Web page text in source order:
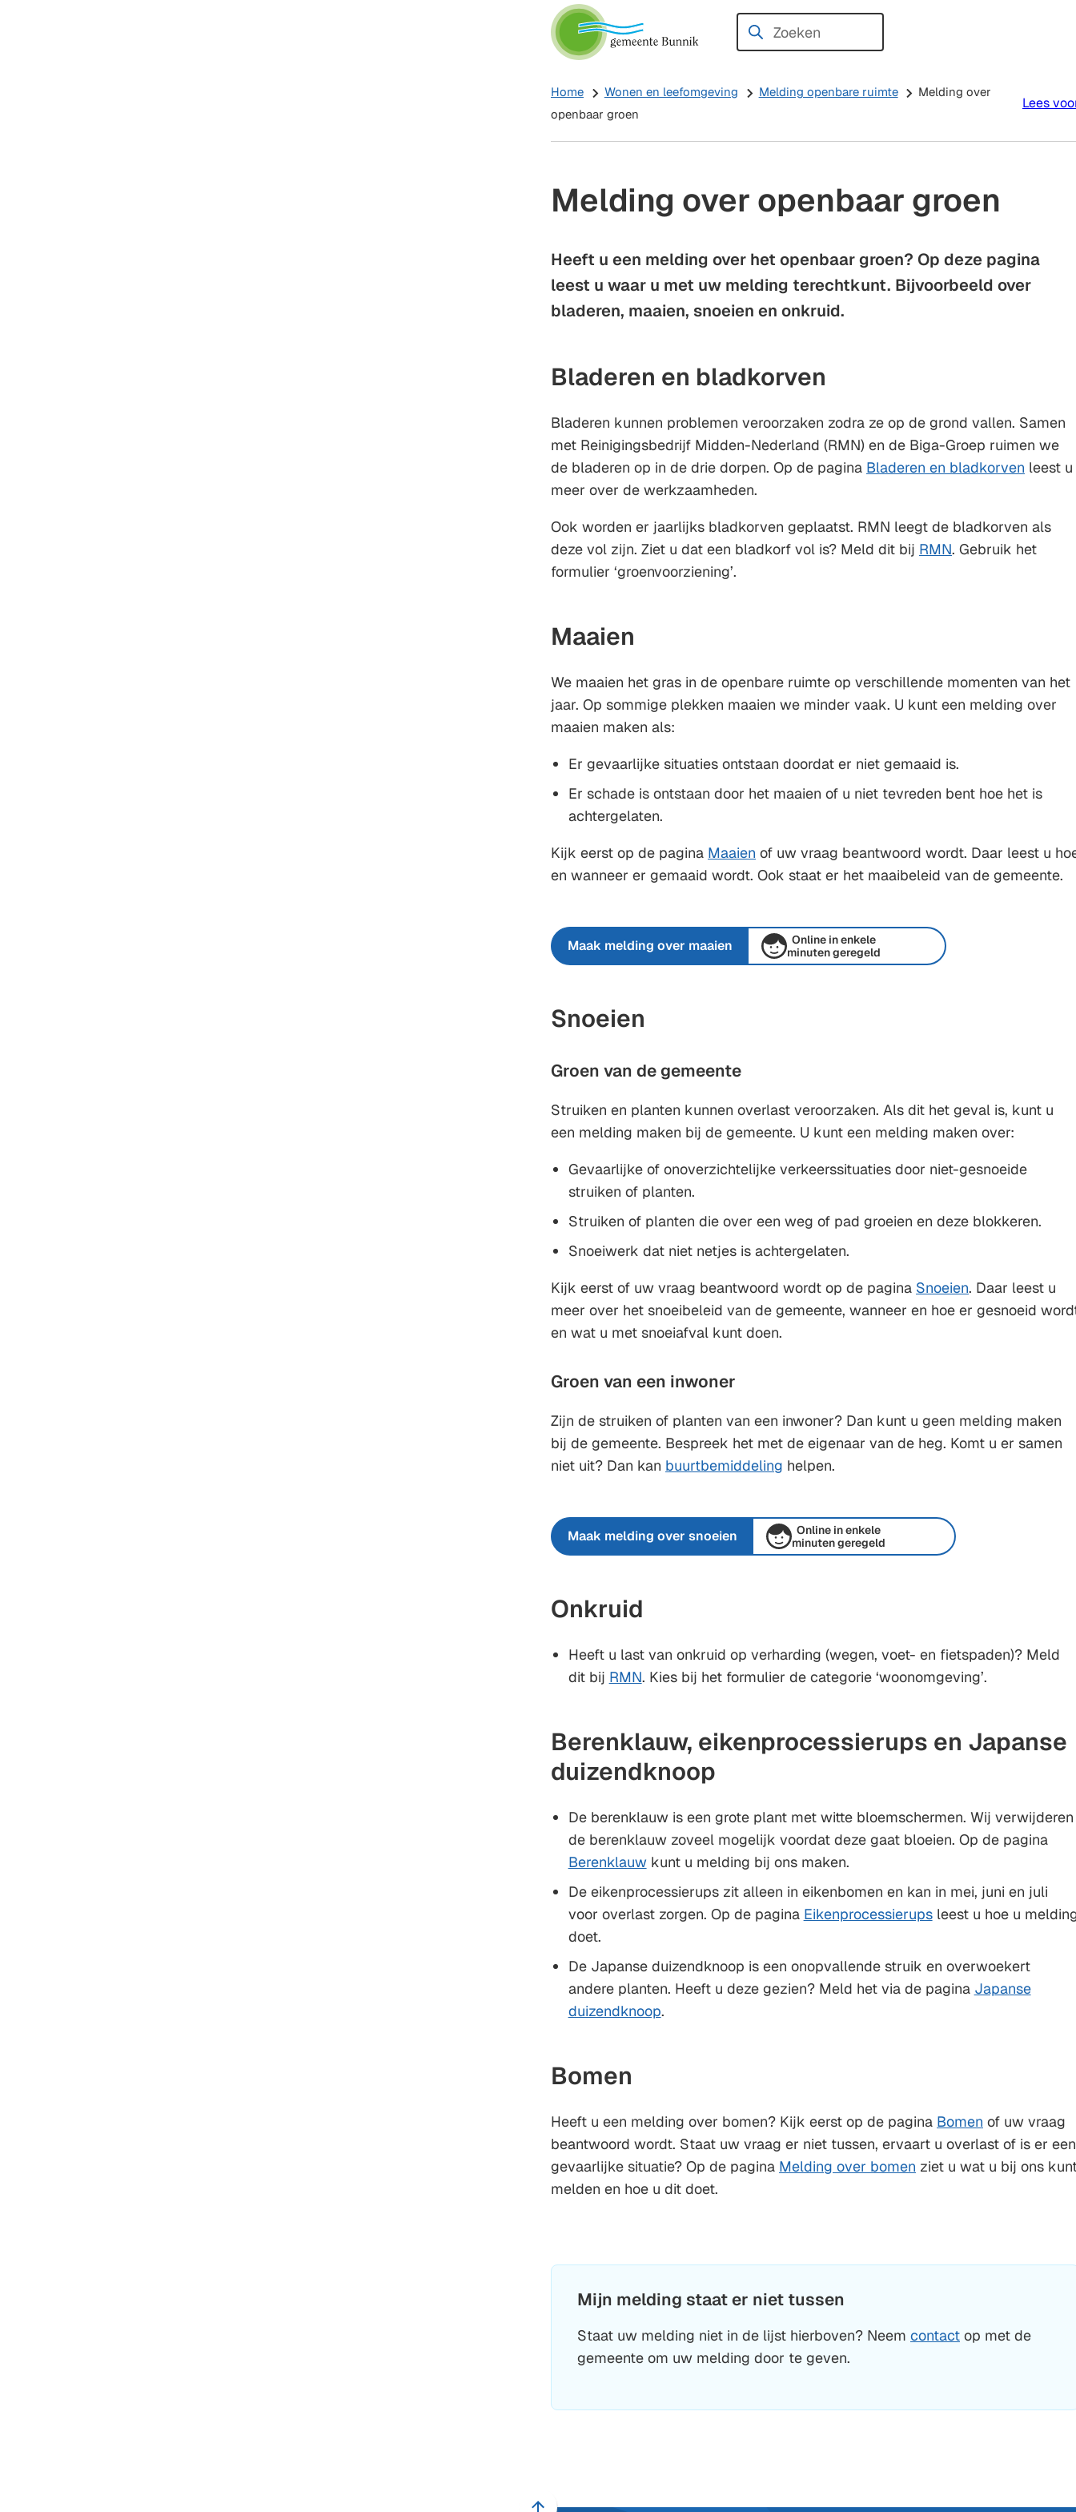
Zoeken
Wanneer
beschikbaar
navigeren
omhoog
en
omlaag
Gebruik
enter-
toets
om
een
te
selecteren.
Home Wonen en leefomgeving Melding openbare ruimte
Melding over
openbaar groen
Lees
Melding over openbaar groen
Heeft u een melding over het openbaar groen? Op deze pagina
leest u waar u met uw melding terechtkunt. Bijvoorbeeld over
bladeren, maaien, snoeien en onkruid.
Bladeren en bladkorven
Bladeren kunnen problemen veroorzaken zodra ze op de grond vallen. Samen
met Reinigingsbedrijf Midden-Nederland (RMN) en de Biga-Groep ruimen we
de bladeren op in de drie dorpen. Op de pagina Bladeren en bladkorven leest u
meer over de werkzaamheden.
Ook worden er jaarlijks bladkorven geplaatst. RMN leegt de bladkorven als
deze vol zijn. Ziet u dat een bladkorf vol is? Meld dit bij RMN. Gebruik het
formulier ‘groenvoorziening’.
Maaien
We maaien het gras in de openbare ruimte op verschillende momenten van het
jaar. Op sommige plekken maaien we minder vaak. U kunt een melding over
maaien maken als:
Er gevaarlijke situaties ontstaan doordat er niet gemaaid is.
Er schade is ontstaan door het maaien of u niet tevreden bent hoe het is
achtergelaten.
Kijk eerst op de pagina Maaien of uw vraag beantwoord wordt. Daar leest u
en wanneer er gemaaid wordt. Ook staat er het maaibeleid van de gemeente.
Maak melding over maaien
Online in enkele
minuten geregeld
Snoeien
Groen van de gemeente
Struiken en planten kunnen overlast veroorzaken. Als dit het geval is, kunt u
een melding maken bij de gemeente. U kunt een melding maken over:
Gevaarlijke of onoverzichtelijke verkeerssituaties door niet-gesnoeide
struiken of planten.
Struiken of planten die over een weg of pad groeien en deze blokkeren.
Snoeiwerk dat niet netjes is achtergelaten.
Kijk eerst of uw vraag beantwoord wordt op de pagina Snoeien. Daar leest u
meer over het snoeibeleid van de gemeente, wanneer en hoe er gesnoeid
en wat u met snoeiafval kunt doen.
Groen van een inwoner
Zijn de struiken of planten van een inwoner? Dan kunt u geen melding maken
bij de gemeente. Bespreek het met de eigenaar van de heg. Komt u er samen
niet uit? Dan kan buurtbemiddeling helpen.
Maak melding over snoeien
Online in enkele
minuten geregeld
Onkruid
Heeft u last van onkruid op verharding (wegen, voet- en fietspaden)? Meld
dit bij RMN. Kies bij het formulier de categorie ‘woonomgeving’.
Berenklauw, eikenprocessierups en Japanse
duizendknoop
De berenklauw is een grote plant met witte bloemschermen. Wij verwijderen
de berenklauw zoveel mogelijk voordat deze gaat bloeien. Op de pagina
Berenklauwkunt u melding bij ons maken.
De eikenprocessierups zit alleen in eikenbomen en kan in mei, juni en juli
voor overlast zorgen. Op de pagina Eikenprocessierupsleest u hoe u
doet.
De Japanse duizendknoop is een onopvallende struik en overwoekert
andere planten. Heeft u deze gezien? Meld het via de pagina Japanse
duizendknoop.
Bomen
Heeft u een melding over bomen? Kijk eerst op de pagina Bomen of uw vraag
beantwoord wordt. Staat uw vraag er niet tussen, ervaart u overlast of is er een
gevaarlijke situatie? Op de pagina Melding over bomen ziet u wat u bij ons
melden en hoe u dit doet.
Mijn melding staat er niet tussen
Staat uw melding niet in de lijst hierboven? Neem contact op met de
gemeente om uw melding door te geven.